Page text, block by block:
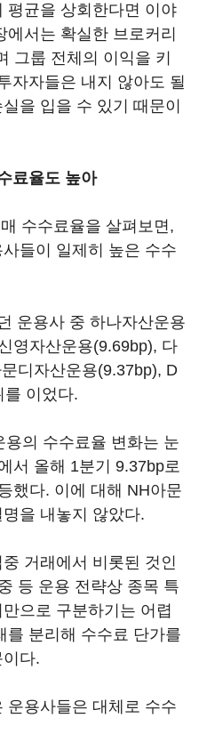
평균을 상회한다면 이야
서는 확실한 브로커리
그룹 전체의 이익을 키
자자들은 내지 않아도 될
을 입을 수 있기 때문이
료율도 높아
수수료율을 살펴보면,
들이 일제히 높은 수수
운용사 중 하나자산운용
영자산운용(9.69bp), 다
디자산운용(9.37bp), D
를 이었다.
의 수수료율 변화는 눈
서 올해 1분기 9.37bp로
했다. 이에 대해 NH아문
을 내놓지 않았다.
거래에서 비롯된 것인
등 운용 전략상 종목 특
으로 구분하기는 어렵
를 분리해 수수료 단가를
다.
운용사들은 대체로 수수